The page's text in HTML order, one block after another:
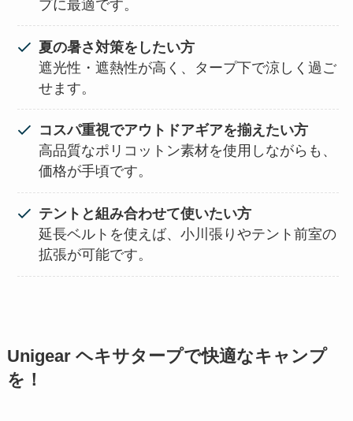
プに最適です。
夏の暑さ対策をしたい方
遮光性・遮熱性が高く、タープ下で涼しく過ご
せます。
コスパ重視でアウトドアギアを揃えたい方
高品質なポリコットン素材を使用しながらも、
価格が手頃です。
テントと組み合わせて使いたい方
延長ベルトを使えば、小川張りやテント前室の
拡張が可能です。
Unigear ヘキサタープで快適なキャンプ
を！